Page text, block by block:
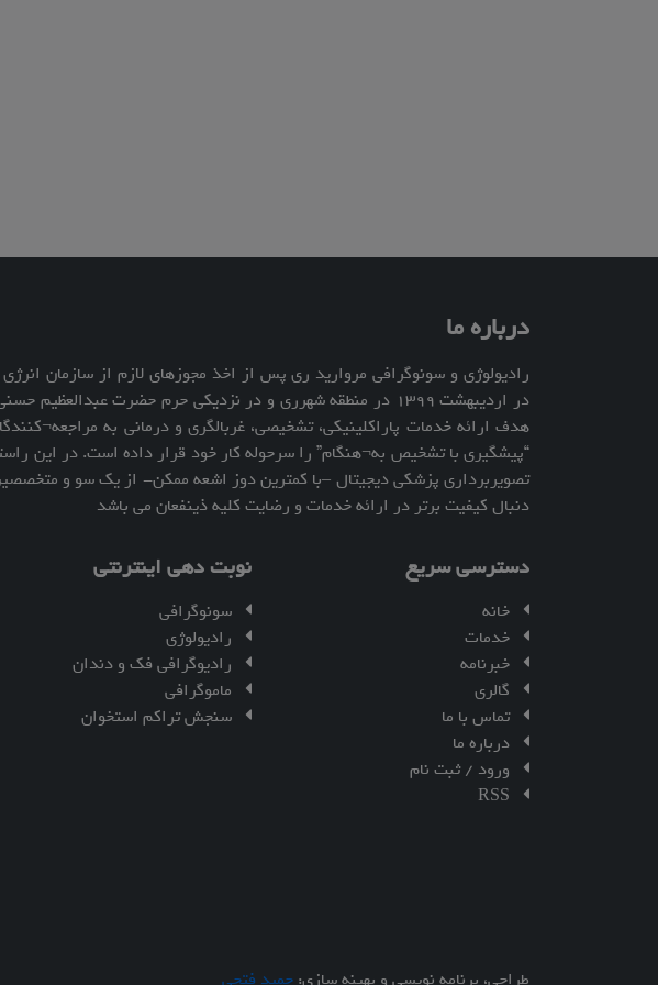
درباره ما
رادیولوژی و سونوگرافی مروارید ری پس از اخذ مجوزهای لازم از سازمان
در اردیبهشت ۱۳۹۹ در منطقه شهرری و در نزدیکی حرم حضرت
هدف ارائه خدمات پاراکلینیکی، تشخیصی، غربالگری و درمانی به
“پیشگیری با تشخیص به¬هنگام” را سرحوله کار خود قرار داده است. در این
تصویربرداری پزشکی دیجیتال –با کمترین دوز اشعه ممکن- از یک سو و
دنبال کیفیت برتر در ارائه خدمات و رضایت کلیه ذینفعان می باشد
دسترسی سریع
خانه
خدمات
خبرنامه
گالری
تماس با ما
درباره ما
ورود / ثبت نام
RSS
نوبت دهی اینترنتی
سونوگرافی
رادیولوژی
رادیوگرافی فک و دندان
ماموگرافی
سنجش تراکم استخوان
طراحی، برنامه نویسی و بهینه سازی: حمید فتحی